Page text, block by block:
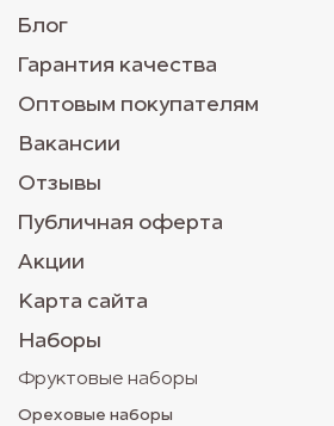
Блог
Гарантия качества
Оптовым покупателям
Вакансии
Отзывы
Публичная оферта
Акции
Карта сайта
Наборы
Фруктовые наборы
Ореховые наборы